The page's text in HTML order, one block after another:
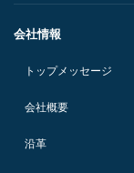
会社情報
トップメッセージ
会社概要
沿革